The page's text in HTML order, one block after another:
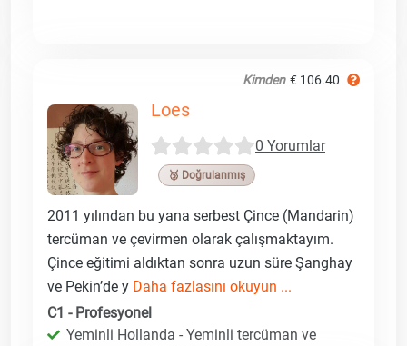
Kimden € 106.40
Loes
0 Yorumlar
🥉 Doğrulanmış
2011 yılından bu yana serbest Çince (Mandarin)
tercüman ve çevirmen olarak çalışmaktayım.
Çince eğitimi aldıktan sonra uzun süre Şanghay
ve Pekin’de y Daha fazlasını okuyun ...
C1 - Profesyonel
Yeminli Hollanda - Yeminli tercüman ve